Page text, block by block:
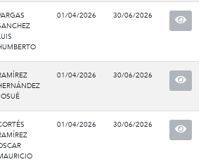
01/04/2026 30/06/2026
01/04/2026 30/06/2026
01/04/2026 30/06/2026